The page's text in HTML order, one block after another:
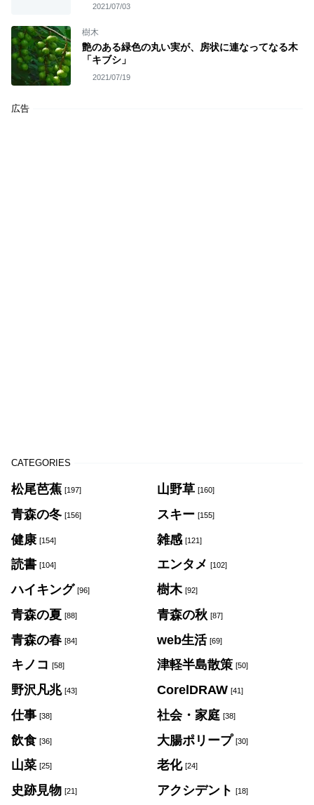
2021/07/03
樹木
艶のある緑色の丸い実が、房状に連なってなる木
「キブシ」
2021/07/19
広告
CATEGORIES
松尾芭蕉 [197] 山野草 [160]
青森の冬 [156] スキー [155]
健康 [154] 雑感 [121]
読書 [104] エンタメ [102]
ハイキング [96] 樹木 [92]
青森の夏 [88] 青森の秋 [87]
青森の春 [84] web生活 [69]
キノコ [58] 津軽半島散策 [50]
野沢凡兆 [43] CorelDRAW [41]
仕事 [38] 社会・家庭 [38]
飲食 [36] 大腸ポリープ [30]
山菜 [25] 老化 [24]
史跡見物 [21] アクシデント [18]